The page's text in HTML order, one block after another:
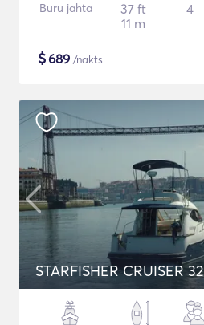
Buru jahta
37 ft
11 m
4
$689 /nakts
STARFISHER CRUISER 32